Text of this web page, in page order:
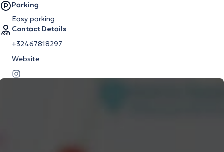
Parking
Easy parking
Contact Details
+32467818297
Website